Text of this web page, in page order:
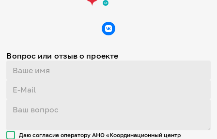
Вопрос или отзыв о проекте
Даю согласие оператору АНО «Координационный центр